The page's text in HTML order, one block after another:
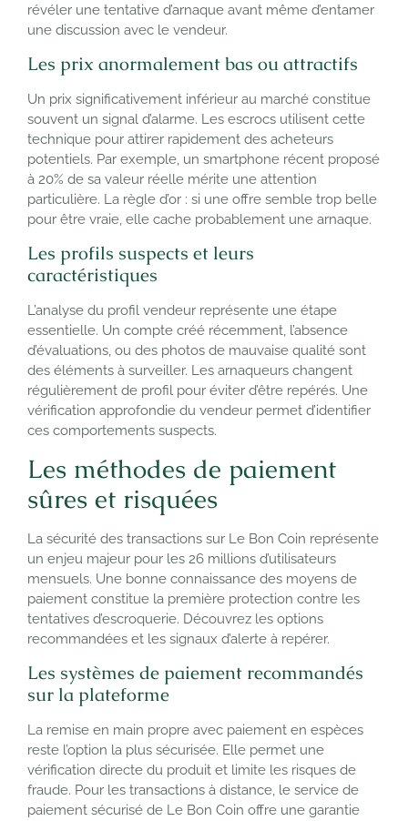
révéler une tentative d’arnaque avant même d’entamer
une discussion avec le vendeur.
Les prix anormalement bas ou attractifs
Un prix significativement inférieur au marché constitue
souvent un signal d’alarme. Les escrocs utilisent cette
technique pour attirer rapidement des acheteurs
potentiels. Par exemple, un smartphone récent proposé
à 20% de sa valeur réelle mérite une attention
particulière. La règle d’or : si une offre semble trop belle
pour être vraie, elle cache probablement une arnaque.
Les profils suspects et leurs
caractéristiques
L’analyse du profil vendeur représente une étape
essentielle. Un compte créé récemment, l’absence
d’évaluations, ou des photos de mauvaise qualité sont
des éléments à surveiller. Les arnaqueurs changent
régulièrement de profil pour éviter d’être repérés. Une
vérification approfondie du vendeur permet d’identifier
ces comportements suspects.
Les méthodes de paiement
sûres et risquées
La sécurité des transactions sur Le Bon Coin représente
un enjeu majeur pour les 26 millions d’utilisateurs
mensuels. Une bonne connaissance des moyens de
paiement constitue la première protection contre les
tentatives d’escroquerie. Découvrez les options
recommandées et les signaux d’alerte à repérer.
Les systèmes de paiement recommandés
sur la plateforme
La remise en main propre avec paiement en espèces
reste l’option la plus sécurisée. Elle permet une
vérification directe du produit et limite les risques de
fraude. Pour les transactions à distance, le service de
paiement sécurisé de Le Bon Coin offre une garantie